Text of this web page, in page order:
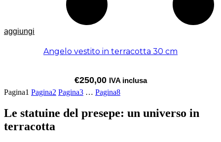
aggiungi
Angelo vestito in terracotta 30 cm
€250,00 IVA inclusa
Pagina1 Pagina2 Pagina3 … Pagina8
Le statuine del presepe: un universo in
terracotta